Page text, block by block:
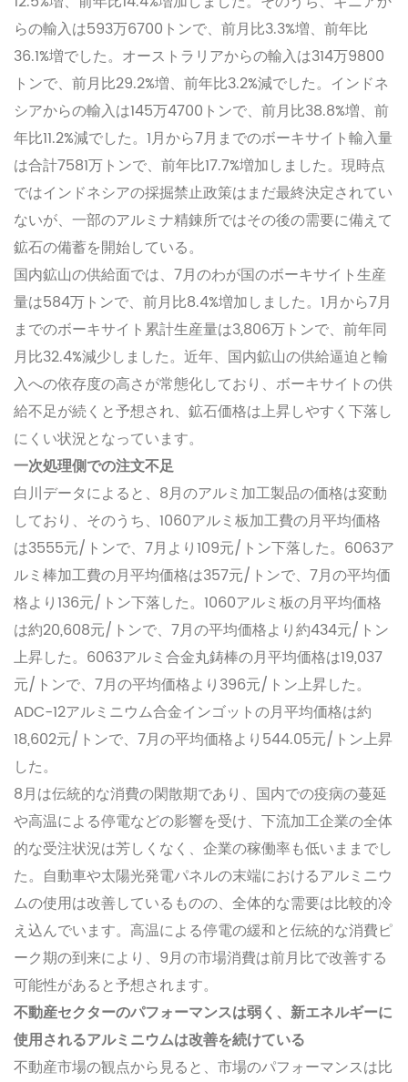
らの輸入は593万6700トンで、前月比3.3%増、前年比
36.1%増でした。オーストラリアからの輸入は314万9800
トンで、前月比29.2%増、前年比3.2%減でした。インドネ
シアからの輸入は145万4700トンで、前月比38.8%増、前
年比11.2%減でした。1月から7月までのボーキサイト輸入量
は合計7581万トンで、前年比17.7%増加しました。現時点
ではインドネシアの採掘禁止政策はまだ最終決定されてい
ないが、一部のアルミナ精錬所ではその後の需要に備えて
鉱石の備蓄を開始している。
国内鉱山の供給面では、7月のわが国のボーキサイト生産
量は584万トンで、前月比8.4%増加しました。1月から7月
までのボーキサイト累計生産量は3,806万トンで、前年同
月比32.4%減少しました。近年、国内鉱山の供給逼迫と輸
入への依存度の高さが常態化しており、ボーキサイトの供
給不足が続くと予想され、鉱石価格は上昇しやすく下落し
にくい状況となっています。
一次処理側での注文不足
白川データによると、8月のアルミ加工製品の価格は変動
しており、そのうち、1060アルミ板加工費の月平均価格
は3555元/トンで、7月より109元/トン下落した。6063ア
ルミ棒加工費の月平均価格は357元/トンで、7月の平均価
格より136元/トン下落した。1060アルミ板の月平均価格
は約20,608元/トンで、7月の平均価格より約434元/トン
上昇した。6063アルミ合金丸鋳棒の月平均価格は19,037
元/トンで、7月の平均価格より396元/トン上昇した。
ADC-12アルミニウム合金インゴットの月平均価格は約
18,602元/トンで、7月の平均価格より544.05元/トン上昇
した。
8月は伝統的な消費の閑散期であり、国内での疫病の蔓延
や高温による停電などの影響を受け、下流加工企業の全体
的な受注状況は芳しくなく、企業の稼働率も低いままでし
た。自動車や太陽光発電パネルの末端におけるアルミニウ
ムの使用は改善しているものの、全体的な需要は比較的冷
え込んでいます。高温による停電の緩和と伝統的な消費ピ
ーク期の到来により、9月の市場消費は前月比で改善する
可能性があると予想されます。
不動産セクターのパフォーマンスは弱く、新エネルギーに
使用されるアルミニウムは改善を続けている
不動産市場の観点から見ると、市場のパフォーマンスは比